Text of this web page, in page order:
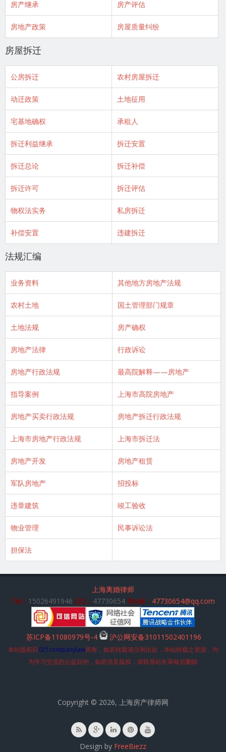
房产继承 房产评估
房地产政策 房屋质量纠纷
房屋拆迁
公房拆迁 农村房屋拆迁
动迁政策 土地征用
宅基地确权 承租人
拆迁利益继承 拆迁安置
拆迁总论 拆迁补偿
拆迁许可 拆迁评估
物权法实务 私房拆迁
补偿安置 违建拆迁
法规汇编
业务资料 其他地方房地产法规
农村土地 国土管理部门规章
土地法规 房产确权
房地产法律 行政诉讼
房地产行政法规 最高院解释——房地产
指导案例 上海市高院房地产
房地产买卖行政法规 房地产拆迁行政法规
上海市房地产行政法规 上海市拆迁法
房地产开发 房地产租赁
军队房地产 招投标
违章建筑 竣工验收
物业管理 民事诉讼法
担保法
上海离婚律师
Tel： 15026491946 QQ： 47730654 Email： 47730654@qq.com
苏ICP备11080979号-4 沪公网安备31011502401196
本站版权归021companylaw所有，如若转载请注明出处，本站转载之资源，均
为学习交流的公益目的，如若涉及版权，请联系站长审核后删除
Copyright © 2026, 上海房产律师网
Design by FreeBiezz